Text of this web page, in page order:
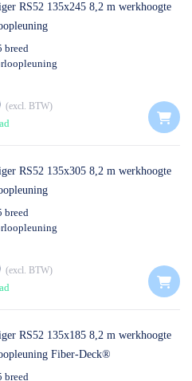
RS52 135x245 8,2 m werkhoogte
breed
excl. BTW
RS52 135x305 8,2 m werkhoogte
breed
excl. BTW
RS52 135x185 8,2 m werkhoogte
Fiber-Deck®
breed